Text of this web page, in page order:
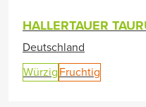
HALLERTAUER
Deutschland
Würzig Fruchtig